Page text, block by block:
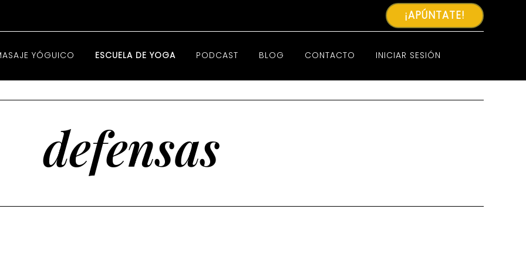
¡APÚNTATE!
YÓGUICO ESCUELA DE YOGA PODCAST BLOG CONTACTO INICIAR SESIÓN
defensas